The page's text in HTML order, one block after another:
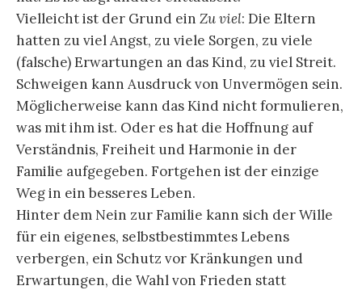
Vielleicht ist der Grund ein Zu viel: Die Eltern
hatten zu viel Angst, zu viele Sorgen, zu viele
(falsche) Erwartungen an das Kind, zu viel Streit.
Schweigen kann Ausdruck von Unvermögen sein.
Möglicherweise kann das Kind nicht formulieren,
was mit ihm ist. Oder es hat die Hoffnung auf
Verständnis, Freiheit und Harmonie in der
Familie aufgegeben. Fortgehen ist der einzige
Weg in ein besseres Leben.
Hinter dem Nein zur Familie kann sich der Wille
für ein eigenes, selbstbestimmtes Lebens
verbergen, ein Schutz vor Kränkungen und
Erwartungen, die Wahl von Frieden statt